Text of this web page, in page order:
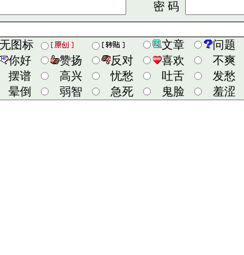
密 码
无图标 文章 问题
你好
赞扬 反对 喜欢 不爽
摆谱
高兴 忧愁 吐舌 发愁
晕倒
弱智 急死 鬼脸 羞涩